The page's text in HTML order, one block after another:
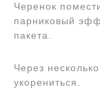
Черенок
парниковый
пакета.
Через
укорениться.